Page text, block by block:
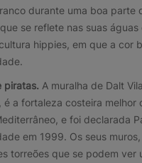
durante uma boa parte
se reflete nas suas águas
hippies, em que a cor
piratas. A muralha de Dalt
é a fortaleza costeira melhor
e foi declarada
em 1999. Os seus
torreões que se podem ver